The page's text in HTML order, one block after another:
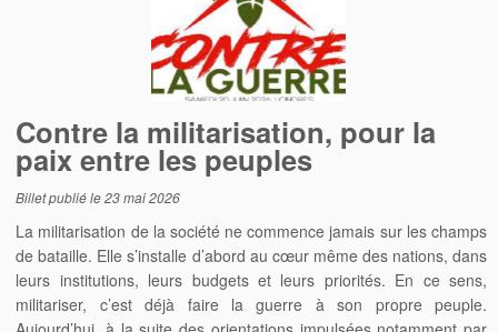
Contre la militarisation, pour la
paix entre les peuples
Billet publié le23 mai 2026
La militarisation de la société ne commence jamais sur les champs
de bataille. Elle s’installe d’abord au cœur même des nations, dans
leurs institutions, leurs budgets et leurs priorités. En ce sens,
militariser, c’est déjà faire la guerre à son propre peuple.